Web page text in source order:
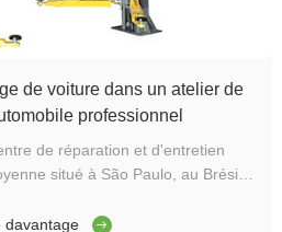
de voiture dans un atelier de
professionnel
de réparation et d'entretien
situé à São Paulo, au Brésil,
fiable. space-efficient car lifting
davantage